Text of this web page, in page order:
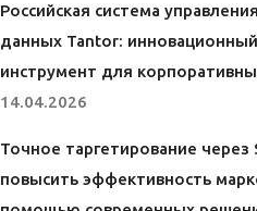
Российская система
данных Tantor: инновационный
инструмент для
14.04.2026
Точное таргетирование через
повысить эффективность